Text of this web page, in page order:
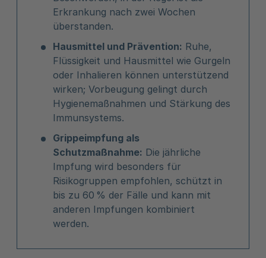
Erkrankung nach zwei Wochen
überstanden.
Hausmittel und Prävention: Ruhe,
Flüssigkeit und Hausmittel wie Gurgeln
oder Inhalieren können unterstützend
wirken; Vorbeugung gelingt durch
Hygienemaßnahmen und Stärkung des
Immunsystems.
Grippeimpfung als
Schutzmaßnahme: Die jährliche
Impfung wird besonders für
Risikogruppen empfohlen, schützt in
bis zu 60 % der Fälle und kann mit
anderen Impfungen kombiniert
werden.